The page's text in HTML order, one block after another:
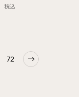
税込
72